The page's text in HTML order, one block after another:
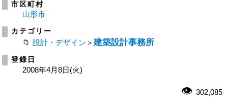
市区町村
山形市
カテゴリー
設計・デザイン ＞ 建築設計事務所
登録日
2008年4月8日(火)
302,085